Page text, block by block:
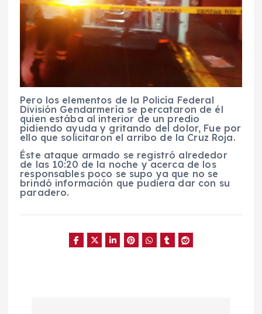
Pero los elementos de la Policía Federal
División Gendarmería se percataron de él
quien estába al interior de un predio
pidiendo ayuda y gritando del dolor, Fue por
ello que solicitaron el arribo de la Cruz Roja.
Éste ataque armado se registró alrededor
de las 10:20 de la noche y acerca de los
responsables poco se supo ya que no se
brindó información que pudiera dar con su
paradero.